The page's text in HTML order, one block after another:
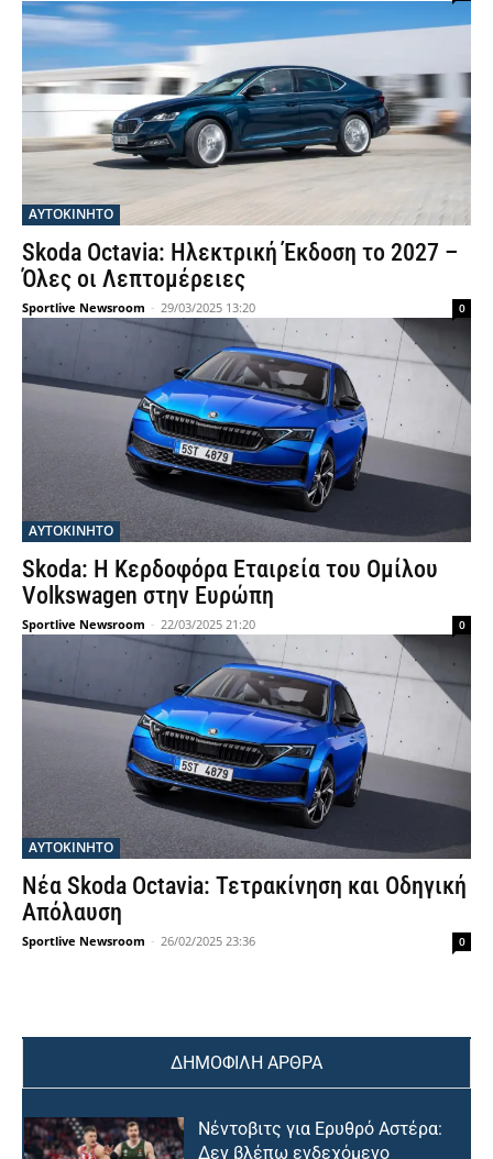
ΑΥΤΟΚΙΝΗΤΟ
Skoda Octavia: Ηλεκτρική Έκδοση το 2027 –
Όλες οι Λεπτομέρειες
Sportlive Newsroom - 29/03/2025 13:20 0
ΑΥΤΟΚΙΝΗΤΟ
Skoda: Η Κερδοφόρα Εταιρεία του Ομίλου
Volkswagen στην Ευρώπη
Sportlive Newsroom - 22/03/2025 21:20 0
ΑΥΤΟΚΙΝΗΤΟ
Νέα Skoda Octavia: Τετρακίνηση και Οδηγική
Απόλαυση
Sportlive Newsroom - 26/02/2025 23:36 0
ΔΗΜΟΦΙΛΗ ΑΡΘΡΑ
Νέντοβιτς για Ερυθρό Αστέρα:
Δεν βλέπω ενδεχόμενο